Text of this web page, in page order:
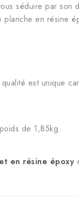
séduire par son
planche en résine
est unique
de 1,85kg.
en résine époxy